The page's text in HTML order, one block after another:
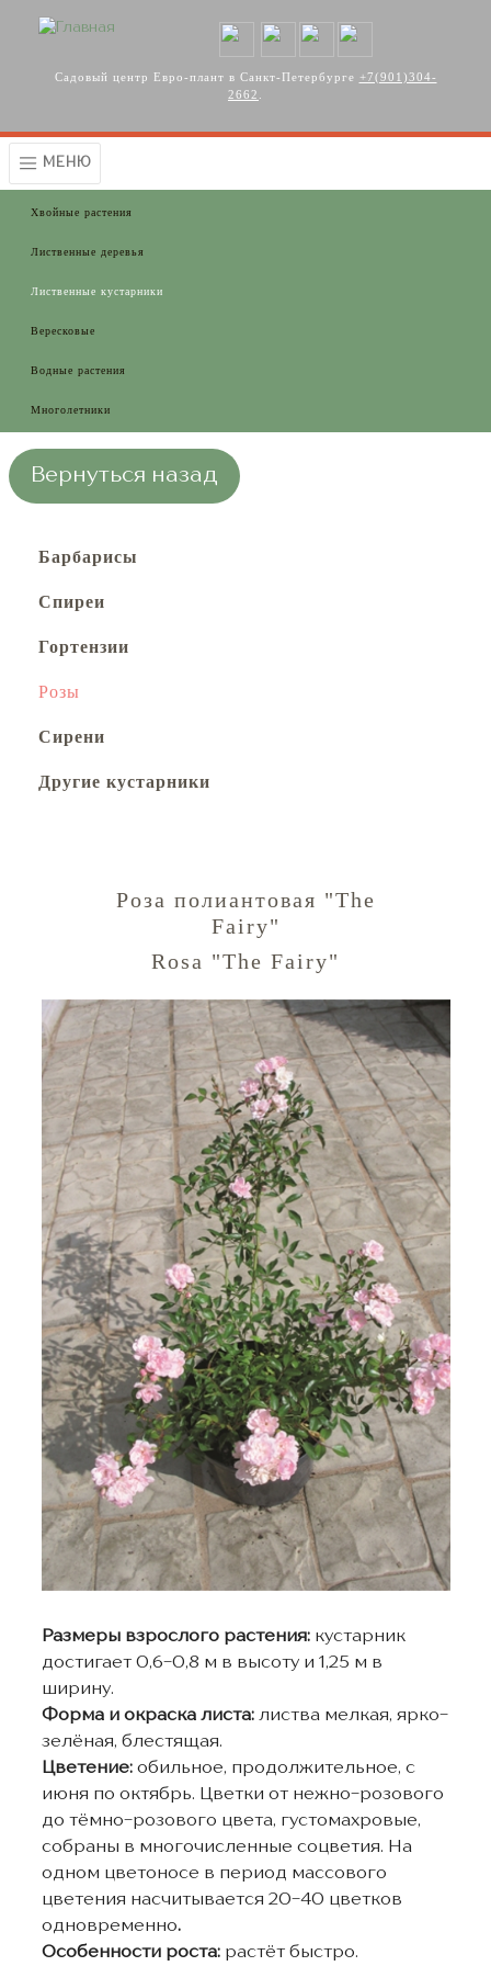
Садовый центр Евро-плант в Санкт-Петербурге +7(901)304-
2662
МЕНЮ
Хвойные растения
Лиственные деревья
Лиственные кустарники
Вересковые
Водные растения
Многолетники
Вернуться назад
Барбарисы
Спиреи
Гортензии
Розы
Сирени
Другие кустарники
Роза полиантовая "The
Fairy"
Rosa "The Fairy"
Размеры взрослого растения:кустарник
достигает 0,6-0,8 м в высоту и 1,25 м в
ширину.
Форма и окраска листа:листва мелкая, ярко-
зелёная, блестящая.
Цветение: обильное, продолжительное, с
июня по октябрь. Цветки от нежно-розового
до тёмно-розового цвета, густомахровые,
собраны в многочисленные соцветия. На
одном цветоносе в период массового
цветения насчитывается 20-40 цветков
одновременно.
Особенности роста: растёт быстро.